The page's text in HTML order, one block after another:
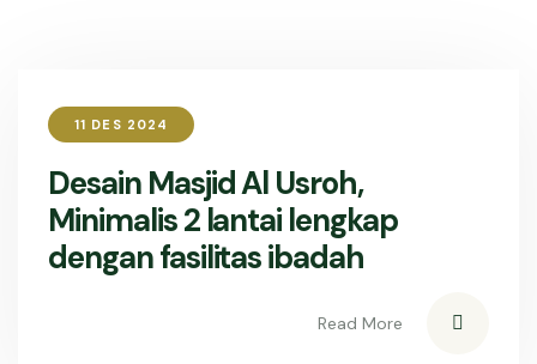
11 DES 2024
Desain Masjid Al Usroh,
Minimalis 2 lantai lengkap
dengan fasilitas ibadah
Read More